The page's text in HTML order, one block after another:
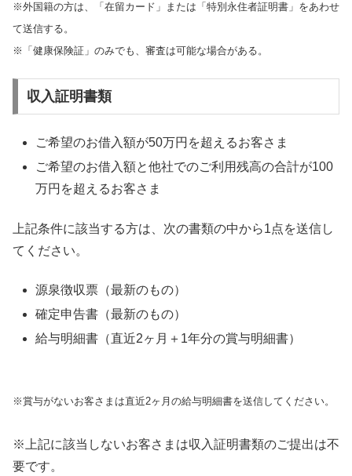
※外国籍の方は、「在留カード」または「特別永住者証明書」をあわせ
て送信する。
※「健康保険証」のみでも、審査は可能な場合がある。
収入証明書類
ご希望のお借入額が50万円を超えるお客さま
ご希望のお借入額と他社でのご利用残高の合計が100
万円を超えるお客さま
上記条件に該当する方は、次の書類の中から1点を送信し
てください。
源泉徴収票（最新のもの）
確定申告書（最新のもの）
給与明細書（直近2ヶ月＋1年分の賞与明細書）
※賞与がないお客さまは直近2ヶ月の給与明細書を送信してください。
※上記に該当しないお客さまは収入証明書類のご提出は不
要です。